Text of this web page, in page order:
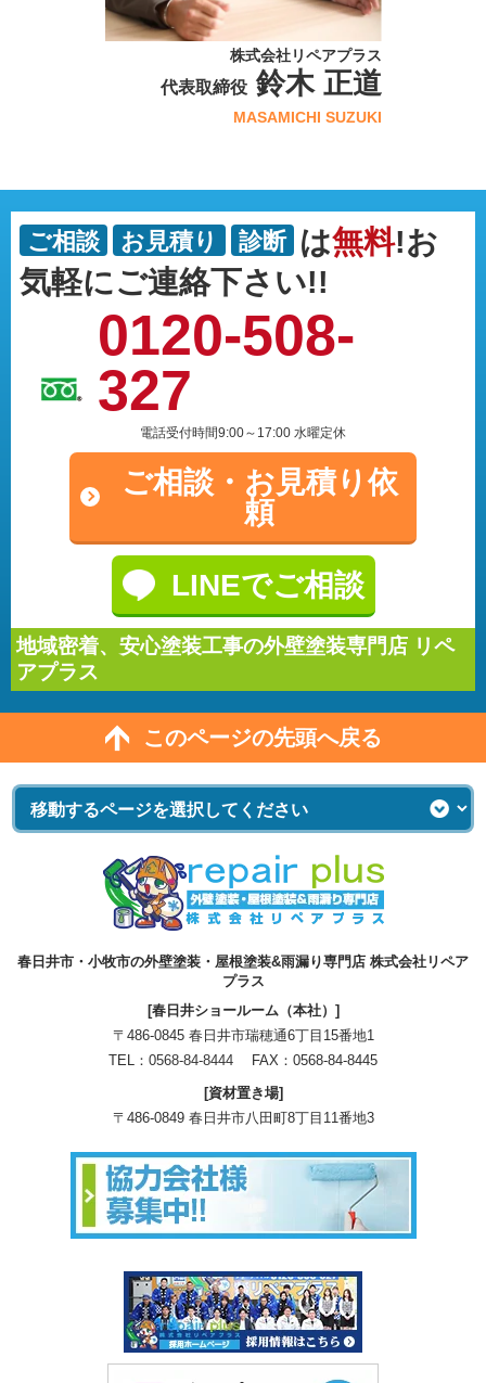
株式会社リペアプラス
代表取締役鈴木 正道
MASAMICHI SUZUKI
ご相談 お見積り 診断 は無料!お
気軽にご連絡下さい!!
0120-508-
327
電話受付時間9:00～17:00 水曜定休
ご相談・ お見積り依
頼
LINEでご相談
地域密着、安心塗装工事の外壁塗装専門店 リペ
アプラス
このページの先頭へ戻る
春日井市・小牧市の外壁塗装・屋根塗装&雨漏り専門店 株式会社リペア
プラス
[春日井ショールーム（本社）]
〒486-0845 春日井市瑞穂通6丁目15番地1
TEL： 0568-84-8444 FAX：0568-84-8445
[資材置き場]
〒486-0849 春日井市八田町8丁目11番地3